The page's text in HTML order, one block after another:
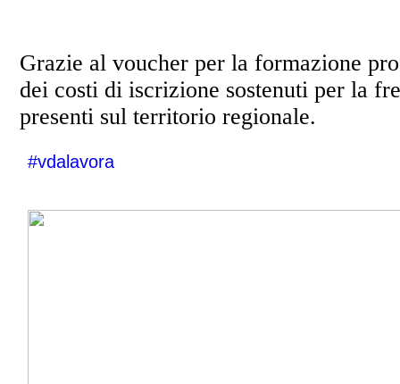
Grazie al voucher per la formazione
dei costi di iscrizione sostenuti per la
presenti sul territorio regionale.
#vdalavora